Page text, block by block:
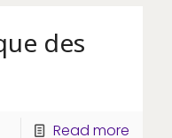
des
Read more